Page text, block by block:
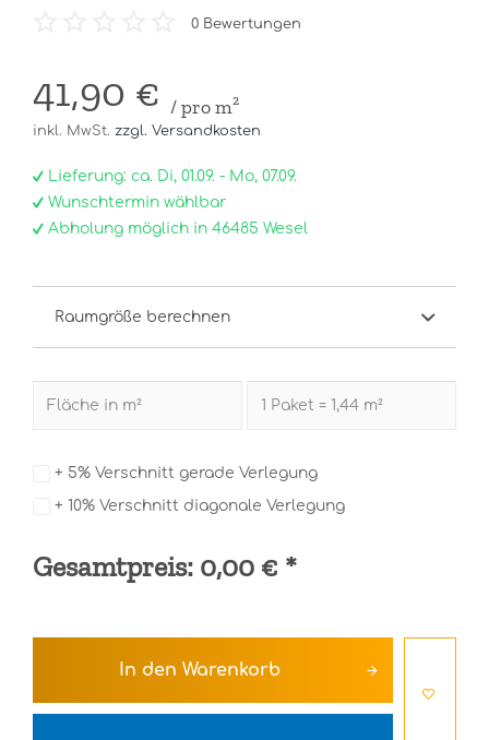
0 Bewertungen
41,90 € / pro m²
inkl. MwSt. zzgl. Versandkosten
Lieferung: ca. Di, 01.09. - Mo, 07.09.
Wunschtermin wählbar
Abholung möglich in 46485 Wesel
Raumgröße berechnen
+ 5% Verschnitt gerade Verlegung
+ 10% Verschnitt diagonale Verlegung
Gesamtpreis: 0,00 € *
In den Warenkorb